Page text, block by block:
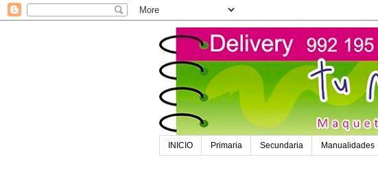
INICIO Primaria Secundaria Manualidades